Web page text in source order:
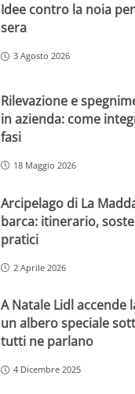
Idee contro la noia
sera
3 Agosto 2026
Rilevazione e
in azienda: come
fasi
18 Maggio 2026
Arcipelago di La
barca: itinerario,
pratici
2 Aprile 2026
A Natale Lidl accende
un albero speciale
tutti ne parlano
4 Dicembre 2025